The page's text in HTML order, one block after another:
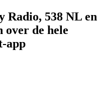
538 NL en
over de hele
app